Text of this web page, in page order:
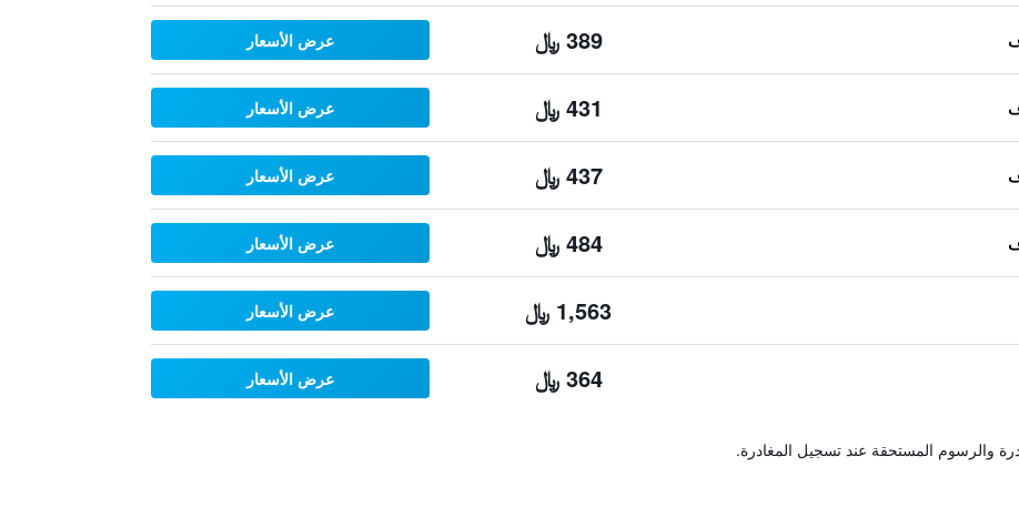
389 ﷼ عرض الأسعار
431 ﷼ عرض الأسعار
437 ﷼ عرض الأسعار
484 ﷼ عرض الأسعار
1,563 ﷼ عرض الأسعار
364 ﷼ عرض الأسعار
والرسوم المستحقة عند تسجيل المغادرة.